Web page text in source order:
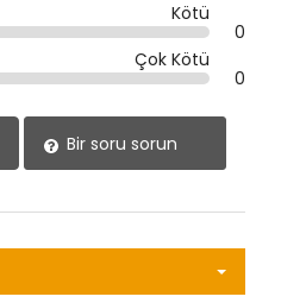
Kötü
0
Çok Kötü
0
Bir soru sorun